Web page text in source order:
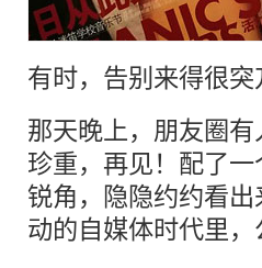
有时，告别来得很突
那天晚上，朋友圈
珍重，再见！配了
锐角，隐隐约约看
动的自媒体时代里